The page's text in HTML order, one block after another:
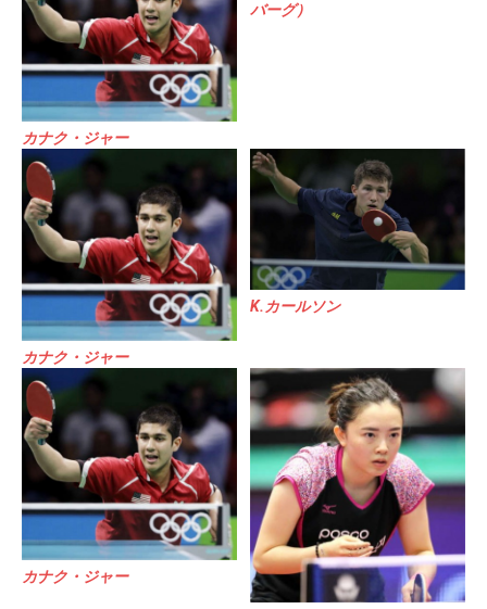
カナク・ジャー
バーグ）
カナク・ジャー
K.カールソン
カナク・ジャー